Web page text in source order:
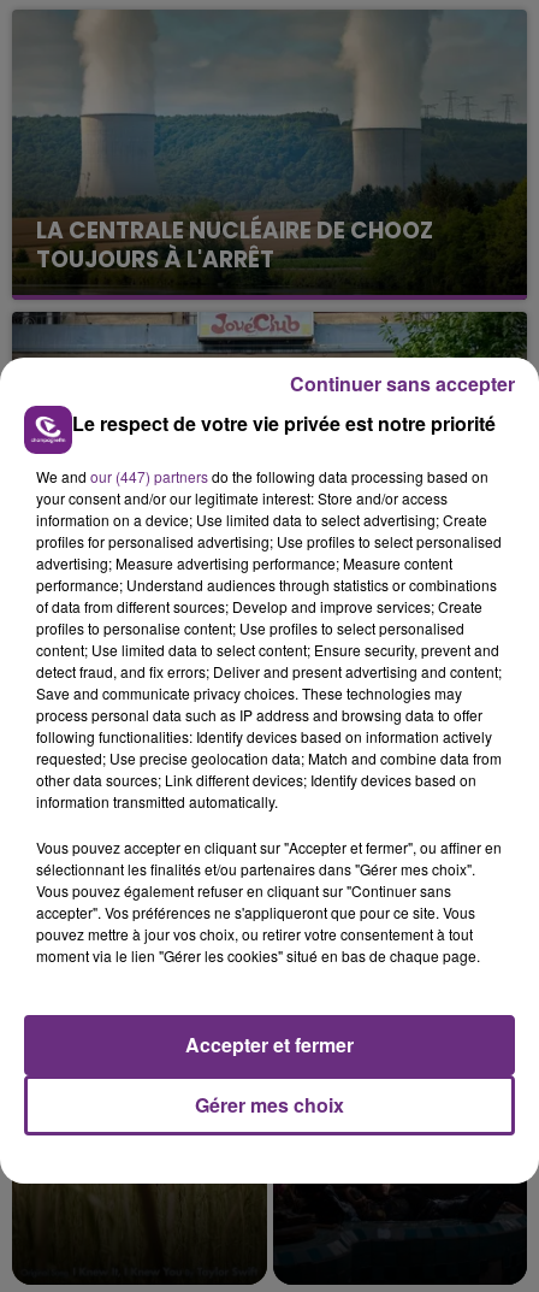
LA CENTRALE NUCLÉAIRE DE CHOOZ
TOUJOURS À L'ARRÊT
Cela fait déjà une semaine que la centrale
nucléaire ardennaise est à l'arrêt. Une situation
justifiée par la sécheresse intense qui est toujours
LE MAGASIN JOUÉCLUB DE REIMS FERME
SES PORTES
C'était l'une des institutions du centre-ville
rémois. Le magasin JouéClub est contraint de
fermer ses portes.
TITRES DIFFUSÉS
16h27
16h27
Des Fleurs
16h25
16h25
Bad Liar
Le respect de votre vie privée est notre priorité
We and our (447) partnersdo the following data processing based on
your consent and/or our legitimate interest: Store and/or access
information on a device; Use limited data to select advertising; Create
profiles for personalised advertising; Use profiles to select personalised
advertising; Measure advertising performance; Measure content
performance; Understand audiences through statistics or combinations
of data from different sources; Develop and improve services; Create
profiles to personalise content; Use profiles to select personalised
content; Use limited data to select content; Ensure security, prevent and
detect fraud, and fix errors; Deliver and present advertising and content;
Save and communicate privacy choices. These technologies may
process personal data such as IP address and browsing data to offer
following functionalities: Identify devices based on information actively
requested; Use precise geolocation data; Match and combine data from
other data sources; Link different devices; Identify devices based on
information transmitted automatically.
Vous pouvez accepter en cliquant sur "Accepter et fermer", ou affiner en
sélectionnant les finalités et/ou partenaires dans "Gérer mes choix".
Vous pouvez également refuser en cliquant sur "Continuer sans
accepter". Vos préférences ne s'appliqueront que pour ce site. Vous
pouvez mettre à jour vos choix, ou retirer votre consentement à tout
moment via le lien "Gérer les cookies" situé en bas de chaque page.
Gérer mes choix
Accepter et fermer
Continuer sans accepter